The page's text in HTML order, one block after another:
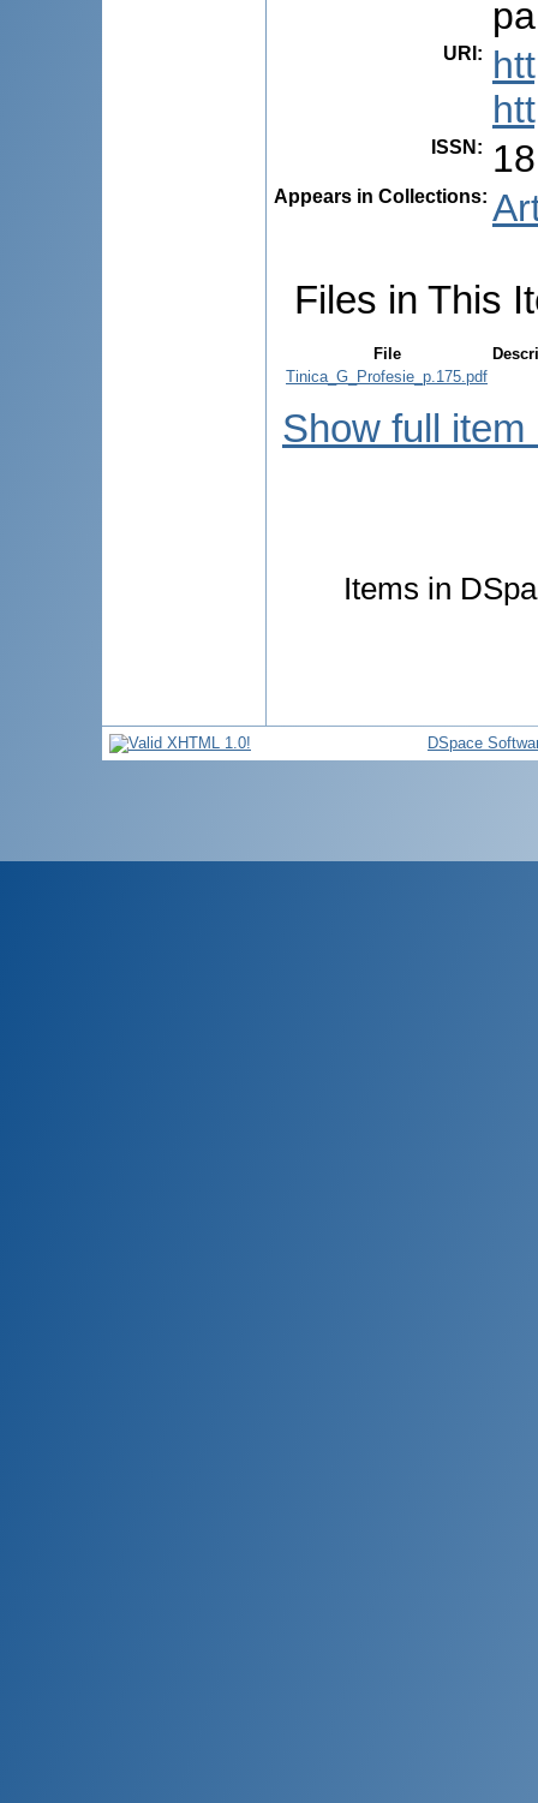
URI :
ISSN :
Appears in Collections:
Files in This
File
Tinica_G_Profesie_p.175.pdf
Show full item
Items in
DSpace